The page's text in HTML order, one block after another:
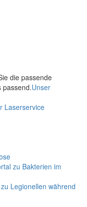
die passende
passend.Unser
Laserservice
zu Bakterien im
Legionellen während